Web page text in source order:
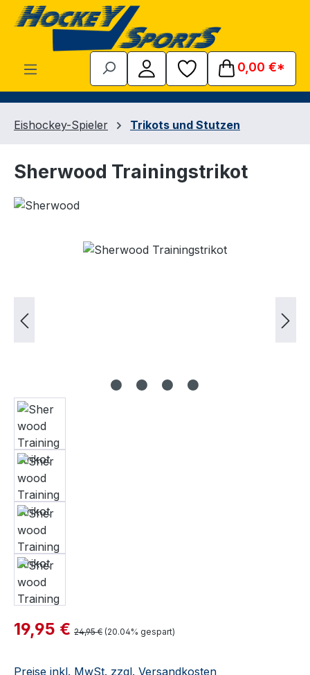
Zum Hauptinhalt springen
0,00 €*
Eishockey-Spieler Trikots und Stutzen
Sherwood Trainingstrikot
Bildergalerie überspringen
Verkaufspreis:
19,95 € Regulärer Preis:
24,95 € (20.04% gespart)
Preise inkl. MwSt. zzgl. Versandkosten